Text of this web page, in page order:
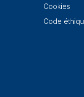
Cookies
Code